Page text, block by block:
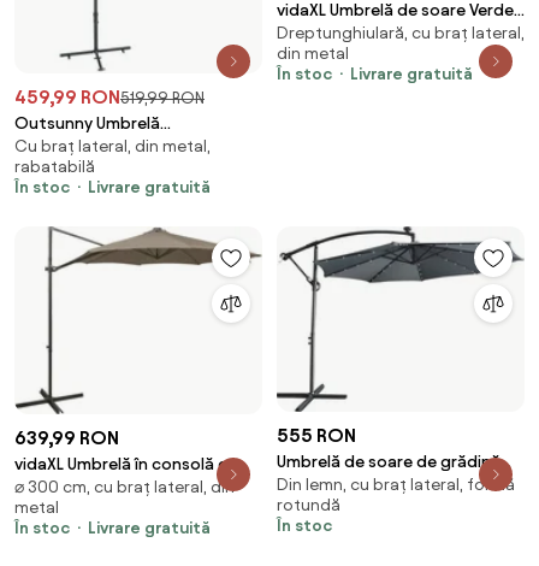
459,99 RON519,99 RON
Outsunny Umbrelă
Semicirculară Dublă cu
Deschidere cu Manivelă, 7 Spițe
și Suport în Cruce,
Romania
Cu braț lateral, din metal,
rabatabilă
În stoc
Livrare gratuită
vidaXL Umbrelă de soare Verde
286 x 284 x 270 cm Aluminiu și
poliester
Dreptunghiulară, cu braț lateral,
din metal
În stoc
Livrare gratuită
639,99 RON
vidaXL Umbrelă în consolă cu
stâlp și LED-uri, taupe, 300 cm
⌀ 300 cm, cu braț lateral, din
metal
În stoc
Livrare gratuită
555 RON
Umbrelă de soare de grădină
LED, gri, 3 m, LINDAN
Din lemn, cu braț lateral, formă
rotundă
În stoc